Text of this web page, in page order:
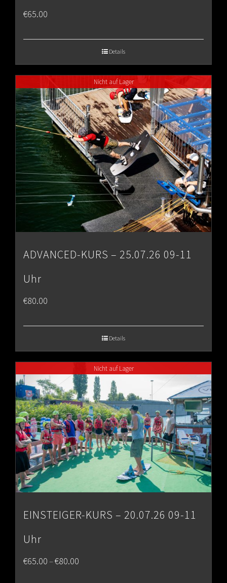
€65.00
Details
Nicht auf Lager
ADVANCED-KURS – 25.07.26 09-11
Uhr
€80.00
Details
Nicht auf Lager
EINSTEIGER-KURS – 20.07.26 09-11
Uhr
€65.00–€80.00